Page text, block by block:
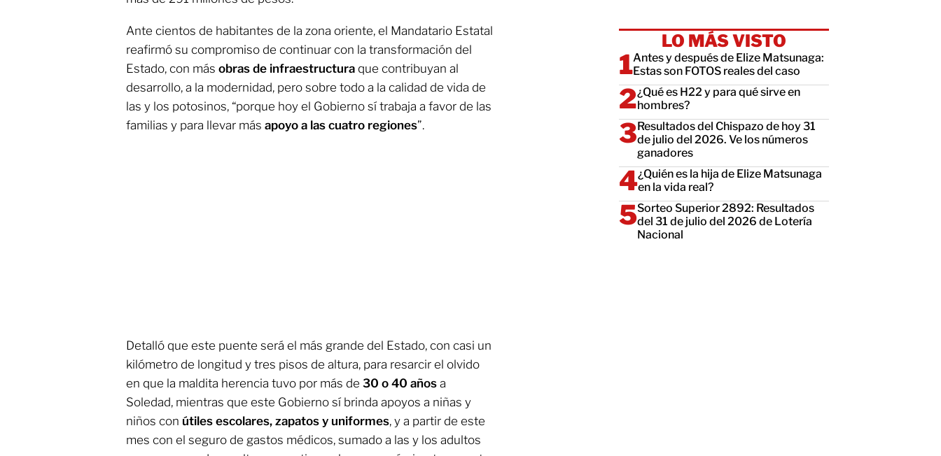
Ante cientos de habitantes de la zona oriente, el Mandatario Estatal
reafirmó su compromiso de continuar con la transformación del
Estado, con más obras de infraestructura que contribuyan al
desarrollo, a la modernidad, pero sobre todo a la calidad de vida de
las y los potosinos, “porque hoy el Gobierno sí trabaja a favor de las
familias y para llevar más apoyo a las cuatro regiones”.
Detalló que este puente será el más grande del Estado, con casi un
kilómetro de longitud y tres pisos de altura, para resarcir el olvido
en que la maldita herencia tuvo por más de 30 o 40 años a
Soledad, mientras que este Gobierno sí brinda apoyos a niñas y
niños con útiles escolares, zapatos y uniformes, y a partir de este
mes con el seguro de gastos médicos, sumado a las y los adultos
LO MÁS VISTO
Antes y después de Elize Matsunaga:
Estas son FOTOS reales del caso
¿Qué es H22 y para qué sirve en
hombres?
Resultados del Chispazo de hoy 31
de julio del 2026. Ve los números
ganadores
¿Quién es la hija de Elize Matsunaga
en la vida real?
Sorteo Superior 2892: Resultados
del 31 de julio del 2026 de Lotería
Nacional